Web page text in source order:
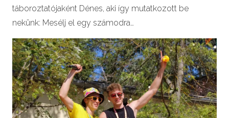
táboroztatójaként Dénes, aki így mutatkozott be
nekünk: Mesélj el egy számodra…